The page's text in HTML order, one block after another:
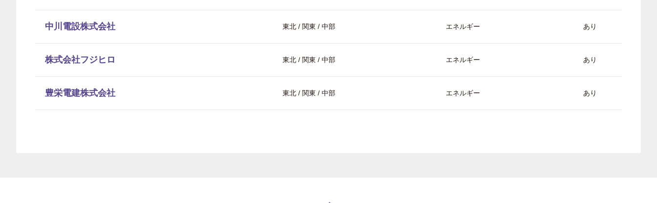
中川電設株式会社 東北 / 関東 / 中部 エネルギー あり
株式会社フジヒロ 東北 / 関東 / 中部 エネルギー あり
豊栄電建株式会社 東北 / 関東 / 中部 エネルギー あり